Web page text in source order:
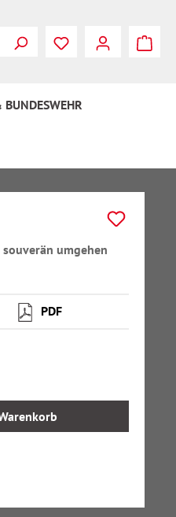
umgehen
PDF
Wert ein